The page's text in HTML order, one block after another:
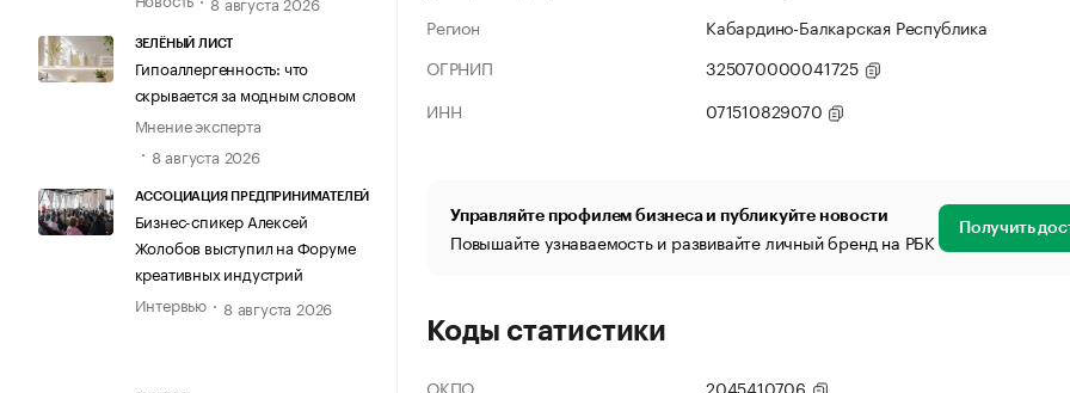
ЗЕЛЁНЫЙ ЛИСТ
Гипоаллергенность: что
скрывается за модным словом
Мнение эксперта
8 августа 2026
АССОЦИАЦИЯ ПРЕДПРИНИМАТЕЛЕЙ
Бизнес-спикер Алексей
Жолобов выступил на Форуме
креативных индустрий
Интервью
8 августа 2026
Регион
Кабардино-Балкарская Республика
ОГРНИП
325070000041725
ИНН
071510829070
Управляйте профилем бизнеса и публикуйте новости
Повышайте узнаваемость и развивайте личный бренд на РБК Получить
Коды статистики
ОКПО
2045410706